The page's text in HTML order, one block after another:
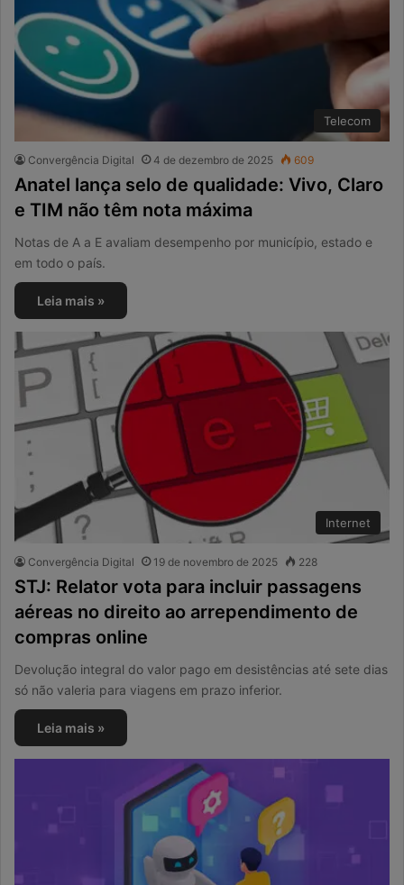
Telecom
Convergência Digital 4 de dezembro de 2025 609
Anatel lança selo de qualidade: Vivo, Claro
e TIM não têm nota máxima
Notas de A a E avaliam desempenho por município, estado e
em todo o país.
Leia mais »
Internet
Convergência Digital 19 de novembro de 2025 228
STJ: Relator vota para incluir passagens
aéreas no direito ao arrependimento de
compras online
Devolução integral do valor pago em desistências até sete dias
só não valeria para viagens em prazo inferior.
Leia mais »